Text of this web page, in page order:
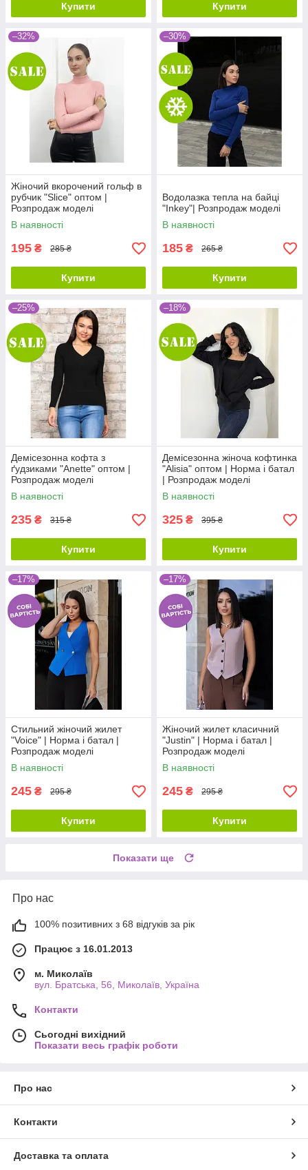
Купити Купити
–32%
Жіночий вкорочений гольф в
рубчик "Slice" оптом |
Розпродаж моделі
В наявності
195 ₴ 285 ₴
Купити
–30%
Водолазка тепла на байці
"Inkey"| Розпродаж моделі
В наявності
185 ₴ 265 ₴
Купити
–25%
Демісезонна кофта з
ґудзиками "Anette" оптом |
Розпродаж моделі
В наявності
235 ₴ 315 ₴
Купити
–18%
Демісезонна жіноча кофтинка
"Alisia" оптом | Норма і батал
| Розпродаж моделі
В наявності
325 ₴ 395 ₴
Купити
–17%
Стильний жіночий жилет
"Voice" | Норма і батал |
Розпродаж моделі
В наявності
245 ₴ 295 ₴
Купити
–17%
Жіночий жилет класичний
"Justin" | Норма і батал |
Розпродаж моделі
В наявності
245 ₴ 295 ₴
Купити
Показати ще
Про нас
100% позитивних з 68 відгуків за рік
Працює з 16.01.2013
м. Миколаїв
вул. Братська, 56, Миколаїв, Україна
Контакти
Сьогодні вихідний
Показати весь графік роботи
Про нас
Контакти
Доставка та оплата